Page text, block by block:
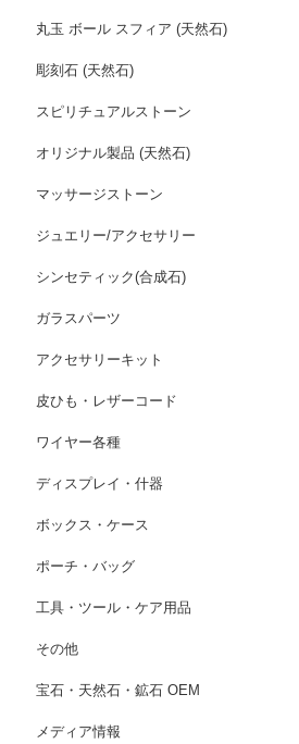
丸玉 ボール スフィア (天然石)
彫刻石 (天然石)
スピリチュアルストーン
オリジナル製品 (天然石)
マッサージストーン
ジュエリー/アクセサリー
シンセティック(合成石)
ガラスパーツ
アクセサリーキット
皮ひも・レザーコード
ワイヤー各種
ディスプレイ・什器
ボックス・ケース
ポーチ・バッグ
工具・ツール・ケア用品
その他
宝石・天然石・鉱石 OEM
メディア情報